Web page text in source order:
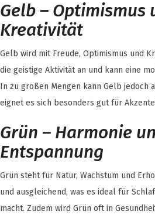
Gelb – Optimismus
Kreativität
Gelb wird mit Freude, Optimismus und
die geistige Aktivität an und kann eine
In zu großen Mengen kann Gelb jedoch
eignet es sich besonders gut für
Grün – Harmonie
Entspannung
Grün steht für Natur, Wachstum und
und ausgleichend, was es ideal für
macht. Zudem wird Grün oft in